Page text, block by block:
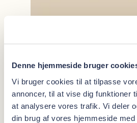
Denne hjemmeside bruger
Vi bruger cookies til at tilpasse
annoncer, til at vise dig funktioner
at analysere vores trafik. Vi deler
din brug af vores hjemmeside